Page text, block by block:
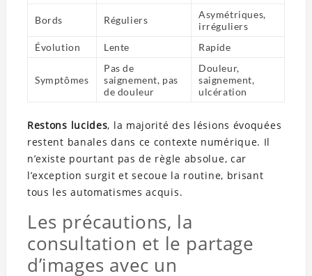
Bords Réguliers
Asymétriques,
irréguliers
Évolution
Lente Rapide
Symptômes
Pas de
saignement, pas
de douleur
Douleur,
saignement,
ulcération
Restons lucides, la majorité des lésions évoquées
restent banales dans ce contexte numérique. Il
n’existe pourtant pas de règle absolue, car
l’exception surgit et secoue la routine, brisant
tous les automatismes acquis.
Les précautions, la
consultation et le partage
d’images avec un